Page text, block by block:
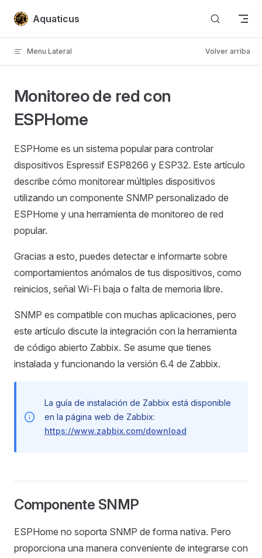
Skip to content
Aquaticus
Menu Lateral Volver arriba
Monitoreo de red con
ESPHome
ESPHome es un sistema popular para controlar
dispositivos Espressif ESP8266 y ESP32. Este artículo
describe cómo monitorear múltiples dispositivos
utilizando un componente SNMP personalizado de
ESPHome y una herramienta de monitoreo de red
popular.
Gracias a esto, puedes detectar e informarte sobre
comportamientos anómalos de tus dispositivos, como
reinicios, señal Wi-Fi baja o falta de memoria libre.
SNMP es compatible con muchas aplicaciones, pero
este artículo discute la integración con la herramienta
de código abierto Zabbix. Se asume que tienes
instalada y funcionando la versión 6.4 de Zabbix.
La guía de instalación de Zabbix está disponible
en la página web de Zabbix:
https://www.zabbix.com/download
Componente SNMP
ESPHome no soporta SNMP de forma nativa. Pero
proporciona una manera conveniente de integrarse con